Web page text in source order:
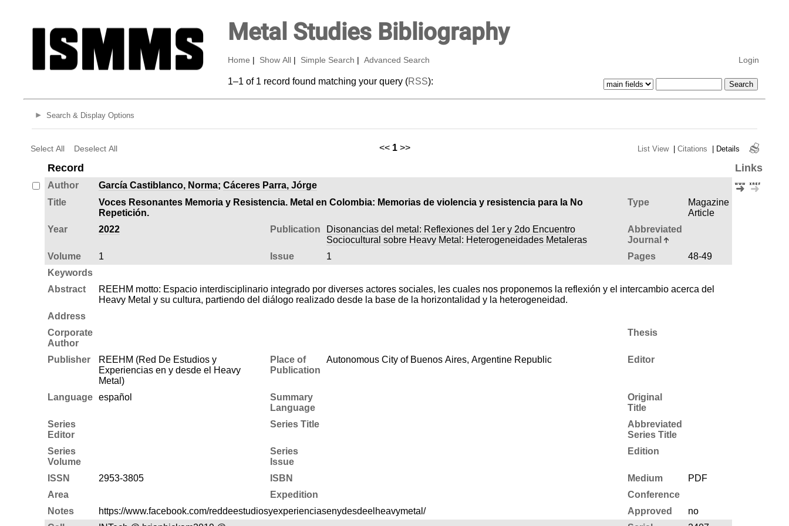
Metal Studies Bibliography
Home Show All Simple Search Advanced Search Login
1–1 of 1 record found matching your query (RSS):
Search & Display Options
Select All Deselect All << 1 >> List View | Citations | Details
Record Links
Author García Castiblanco, Norma; Cáceres Parra, Jórge
Title
Voces Resonantes Memoria y Resistencia. Metal en Colombia: Memorias de violencia y resistencia para la No
Repetición.
Type
Magazine
Article
Year
2022 Publication
Disonancias del metal: Reflexiones del 1er y 2do Encuentro
Sociocultural sobre Heavy Metal: Heterogeneidades Metaleras
Abbreviated
Journal
Volume
1 Issue 1 Pages
48-49
Keywords
Abstract
REEHM motto: Espacio interdisciplinario integrado por diverses actores sociales, les cuales nos proponemos la reflexión y el intercambio acerca del
Heavy Metal y su cultura, partiendo del diálogo realizado desde la base de la horizontalidad y la heterogeneidad.
Address
Corporate
Author
Thesis
Publisher
REEHM (Red De Estudios y
Experiencias en y desde el Heavy
Metal)
Place of
Publication
Autonomous City of Buenos Aires, Argentine Republic Editor
Language español
Summary
Language
Original
Title
Series
Editor
Series Title
Abbreviated
Series Title
Series
Volume
Series
Issue
Edition
ISSN 2953-3805 ISBN Medium
PDF
Area
Expedition
Conference
Notes
https://www.facebook.com/reddeestudiosyexperienciasenydesdeelheavymetal/ Approved
no